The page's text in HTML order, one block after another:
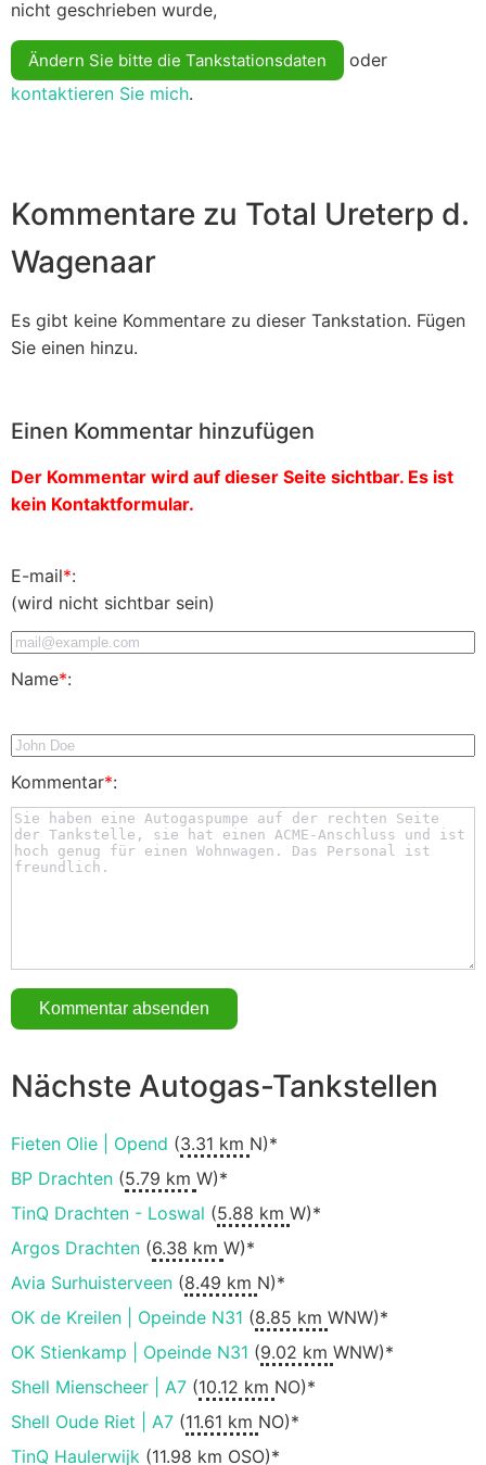
nicht geschrieben wurde,
Ändern Sie bitte die Tankstationsdaten
oder
kontaktieren Sie mich.
Kommentare zu Total Ureterp d.
Wagenaar
Es gibt keine Kommentare zu dieser Tankstation. Fügen
Sie einen hinzu.
Einen Kommentar hinzufügen
Der Kommentar wird auf dieser Seite sichtbar. Es ist
kein Kontaktformular.
E-mail*:
(wird nicht sichtbar sein)
Name*:
Kommentar*:
Nächste Autogas-Tankstellen
Fieten Olie | Opend (3.31 km N)*
BP Drachten (5.79 km W)*
TinQ Drachten - Loswal (5.88 km W)*
Argos Drachten (6.38 km W)*
Avia Surhuisterveen (8.49 km N)*
OK de Kreilen | Opeinde N31 (8.85 km WNW)*
OK Stienkamp | Opeinde N31 (9.02 km WNW)*
Shell Mienscheer | A7 (10.12 km NO)*
Shell Oude Riet | A7 (11.61 km NO)*
TinQ Haulerwijk (11.98 km OSO)*